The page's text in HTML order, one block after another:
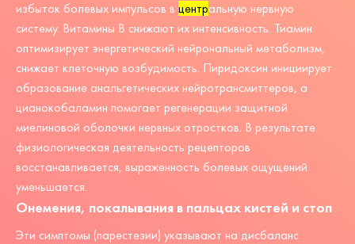
избыток болевых импульсов в центральную нервную
систему. Витамины В снижают их интенсивность. Тиамин
оптимизирует энергетический нейрональный метаболизм,
снижает клеточную возбудимость. Пиридоксин инициирует
образование анальгетических нейротрансмиттеров, а
цианокобаламин помогает регенерации защитной
миелиновой оболочки нервных отростков. В результате
физиологическая деятельность рецепторов
восстанавливается, выраженность болевых ощущений
уменьшается.
Онемения, покалывания в пальцах кистей и стоп
Эти симптомы (парестезии) указывают на дисбаланс